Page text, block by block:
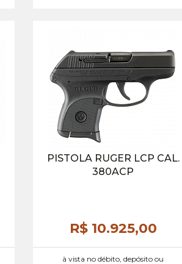
PISTOLA RUGER LCP CAL.
380ACP
R$ 10.925,00
à vista no débito, depósito ou